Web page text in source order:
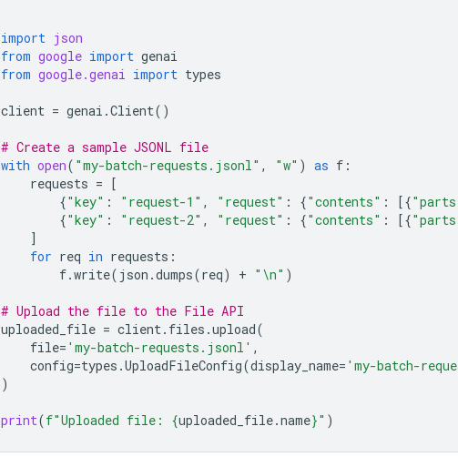
import json
from google import genai
from google.genai import types
client = genai .Client()
# Create a sample JSONL file
with open( "my-batch-requests.jsonl" , "w" ) as f :
requests = [
{"key" : "request-1" , "request" : {"contents" : [{
{"key" : "request-2" , "request" : {"contents" : [{
]
for req in requests :
f.write( json .dumps(req) + " \n" )
# Upload the file to the File API
uploaded_file = client. files .upload(
file= 'my-batch-requests.jsonl' ,
config=types .UploadFileConfig(display_name= 'my-batch-
)
print(f"Uploaded file: {uploaded_file.name}" )